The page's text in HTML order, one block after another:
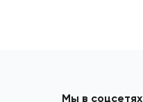
Мы в соцсетях